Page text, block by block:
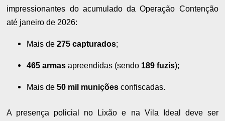
impressionantes do acumulado da Operação Contenção
até janeiro de 2026:
Mais de275 capturados;
465 armas apreendidas (sendo 189 fuzis);
Mais de50 mil munições confiscadas.
A presença policial no Lixão e na Vila Ideal deve ser